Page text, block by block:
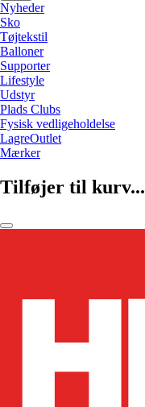
Nyheder
Sko
Tøjtekstil
Balloner
Supporter
Lifestyle
Udstyr
Plads Clubs
Fysisk vedligeholdelse
LagreOutlet
Mærker
Tilføjer til kurv...